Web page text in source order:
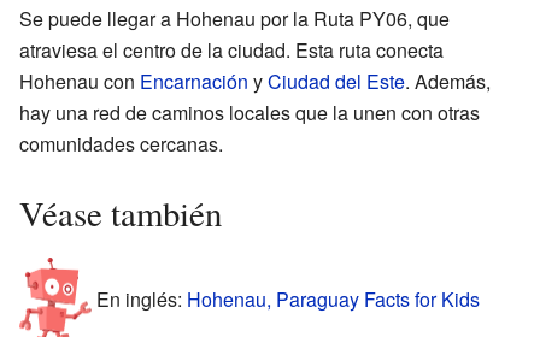
Se puede llegar a Hohenau por la Ruta PY06, que
atraviesa el centro de la ciudad. Esta ruta conecta
Hohenau con Encarnación yCiudad del Este. Además,
hay una red de caminos locales que la unen con otras
comunidades cercanas.
Véase también
En inglés: Hohenau, Paraguay Facts for Kids